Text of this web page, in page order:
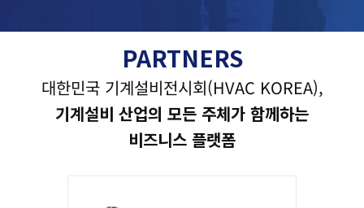
PARTNERS
대한민국 기계설비전시회(HVAC KOREA),
기계설비 산업의 모든 주체가 함께하는
비즈니스 플랫폼